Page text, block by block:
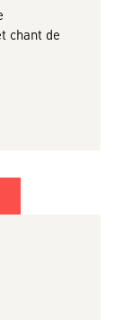
chant de